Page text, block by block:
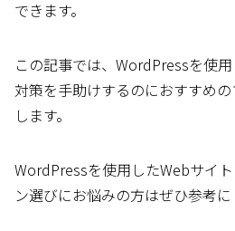
できます。
この記事では、WordPressを使
対策を手助けするのにおすすめ
します。
WordPressを使用したWebサイ
ン選びにお悩みの方はぜひ参考に